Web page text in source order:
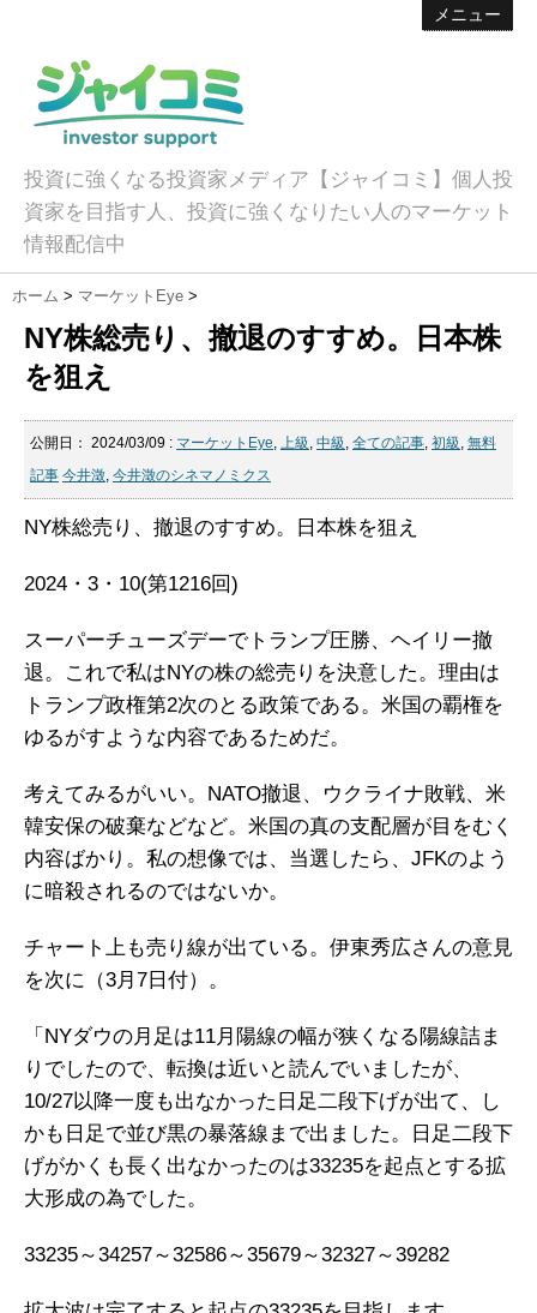
メニュー
投資に強くなる投資家メディア【ジャイコミ】個人投
資家を目指す人、投資に強くなりたい人のマーケット
情報配信中
ホーム > マーケットEye >
NY株総売り、撤退のすすめ。日本株
を狙え
公開日： 2024/03/09 : マーケットEye, 上級, 中級, 全ての記事, 初級, 無料
記事 今井澂, 今井澂のシネマノミクス
NY株総売り、撤退のすすめ。日本株を狙え
2024・3・10(第1216回)
スーパーチューズデーでトランプ圧勝、ヘイリー撤
退。これで私はNYの株の総売りを決意した。理由は
トランプ政権第2次のとる政策である。米国の覇権を
ゆるがすような内容であるためだ。
考えてみるがいい。NATO撤退、ウクライナ敗戦、米
韓安保の破棄などなど。米国の真の支配層が目をむく
内容ばかり。私の想像では、当選したら、JFKのよう
に暗殺されるのではないか。
チャート上も売り線が出ている。伊東秀広さんの意見
を次に（3月7日付）。
「NYダウの月足は11月陽線の幅が狭くなる陽線詰ま
りでしたので、転換は近いと読んでいましたが、
10/27以降一度も出なかった日足二段下げが出て、し
かも日足で並び黒の暴落線まで出ました。日足二段下
げがかくも長く出なかったのは33235を起点とする拡
大形成の為でした。
33235～34257～32586～35679～32327～39282